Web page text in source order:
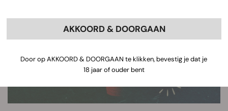
AKKOORD & DOORGAAN
Door op AKKOORD & DOORGAAN te klikken, bevestig je dat je
18 jaar of ouder bent